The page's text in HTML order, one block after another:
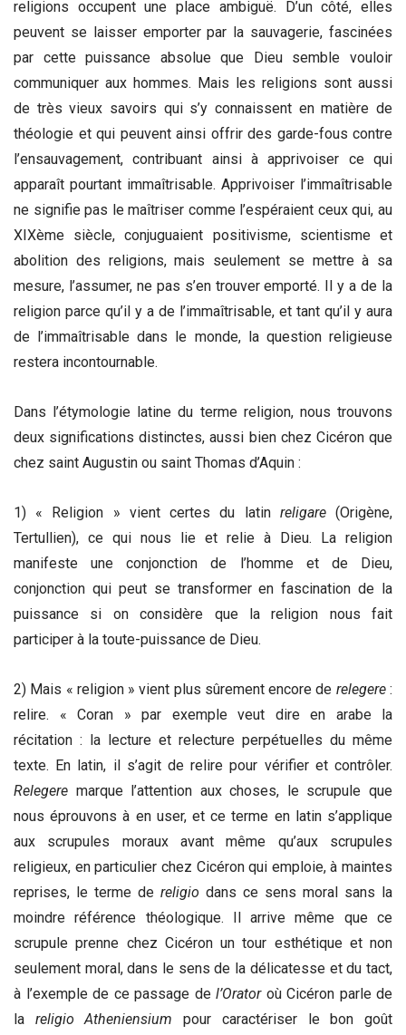
religions occupent une place ambiguë. D’un côté, elles
peuvent se laisser emporter par la sauvagerie, fascinées
par cette puissance absolue que Dieu semble vouloir
communiquer aux hommes. Mais les religions sont aussi
de très vieux savoirs qui s’y connaissent en matière de
théologie et qui peuvent ainsi offrir des garde-fous contre
l’ensauvagement, contribuant ainsi à apprivoiser ce qui
apparaît pourtant immaîtrisable. Apprivoiser l’immaîtrisable
ne signifie pas le maîtriser comme l’espéraient ceux qui, au
XIXème siècle, conjuguaient positivisme, scientisme et
abolition des religions, mais seulement se mettre à sa
mesure, l’assumer, ne pas s’en trouver emporté. Il y a de la
religion parce qu’il y a de l’immaîtrisable, et tant qu’il y aura
de l’immaîtrisable dans le monde, la question religieuse
restera incontournable.
Dans l’étymologie latine du terme religion, nous trouvons
deux significations distinctes, aussi bien chez Cicéron que
chez saint Augustin ou saint Thomas d’Aquin :
1) « Religion » vient certes du latin religare(Origène,
Tertullien), ce qui nous lie et relie à Dieu. La religion
manifeste une conjonction de l’homme et de Dieu,
conjonction qui peut se transformer en fascination de la
puissance si on considère que la religion nous fait
participer à la toute-puissance de Dieu.
2) Mais « religion » vient plus sûrement encore de relegere:
relire. « Coran » par exemple veut dire en arabe la
récitation : la lecture et relecture perpétuelles du même
texte. En latin, il s’agit de relire pour vérifier et contrôler.
Relegere marque l’attention aux choses, le scrupule que
nous éprouvons à en user, et ce terme en latin s’applique
aux scrupules moraux avant même qu’aux scrupules
religieux, en particulier chez Cicéron qui emploie, à maintes
reprises, le terme de religio dans ce sens moral sans la
moindre référence théologique. Il arrive même que ce
scrupule prenne chez Cicéron un tour esthétique et non
seulement moral, dans le sens de la délicatesse et du tact,
à l’exemple de ce passage de l’Oratoroù Cicéron parle de
la religio Atheniensium pour caractériser le bon goût